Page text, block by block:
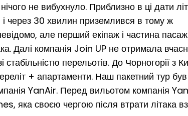
не вибухнуло. Приблизно в ці дати
і через 30 хвилин приземлився в тому ж
але перший екіпаж і частина
Далі компанія Join UP не отримала
стабільністю перельотів. До Чорногорії з
+ апартаменти. Наш пакетний тур був
YanAir. Перед вильотом компанія
яка своєю чергою після втрати літака